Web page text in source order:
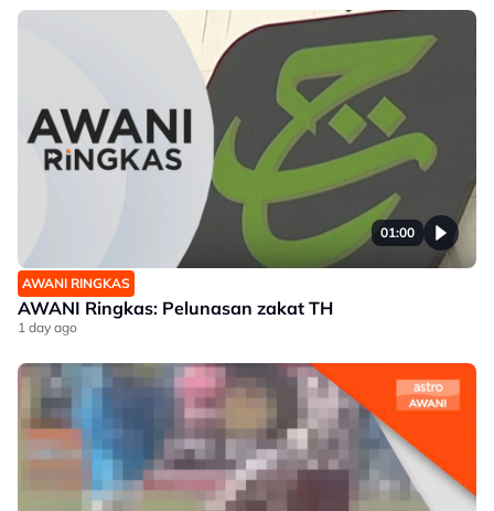
01:00
AWANI RINGKAS
AWANI Ringkas: Pelunasan zakat TH
1 day ago